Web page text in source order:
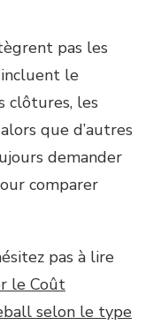
pas les
le
clôtures, les
que d’autres
demander
comparer
pas à lire
le Coût
selon le type